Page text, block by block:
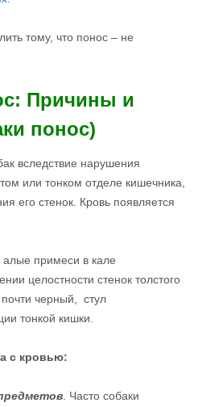
тому, что понос – не
Причины и
понос)
вследствие нарушения
или тонком отделе кишечника,
его стенок. Кровь появляется
алые примеси в кале
целостности стенок толстого
черный, стул
тонкой кишки.
с кровью:
. Часто собаки